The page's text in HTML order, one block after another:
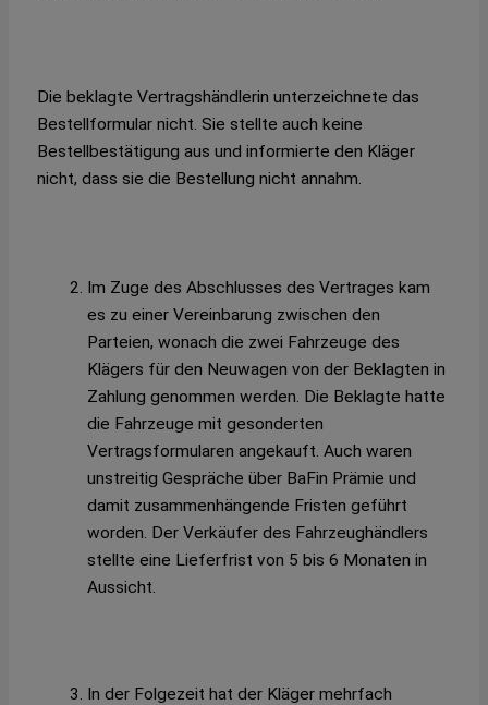
Die beklagte Vertragshändlerin unterzeichnete das
Bestellformular nicht. Sie stellte auch keine
Bestellbestätigung aus und informierte den Kläger
nicht, dass sie die Bestellung nicht annahm.
Im Zuge des Abschlusses des Vertrages kam
es zu einer Vereinbarung zwischen den
Parteien, wonach die zwei Fahrzeuge des
Klägers für den Neuwagen von der Beklagten in
Zahlung genommen werden. Die Beklagte hatte
die Fahrzeuge mit gesonderten
Vertragsformularen angekauft. Auch waren
unstreitig Gespräche über BaFin Prämie und
damit zusammenhängende Fristen geführt
worden. Der Verkäufer des Fahrzeughändlers
stellte eine Lieferfrist von 5 bis 6 Monaten in
Aussicht.
In der Folgezeit hat der Kläger mehrfach